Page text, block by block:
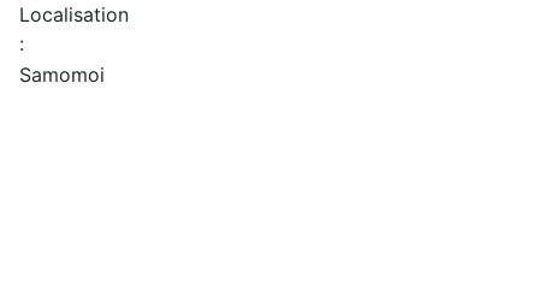
Localisation
:
Samomoi